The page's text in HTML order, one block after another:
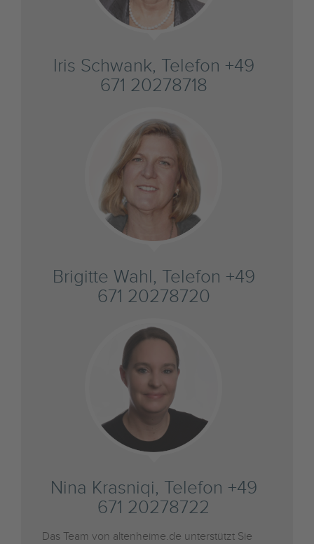
Iris Schwank, Telefon +49
671 20278718
Brigitte Wahl, Telefon +49
671 20278720
Nina Krasniqi, Telefon +49
671 20278722
Das Team von altenheime.de unterstützt Sie